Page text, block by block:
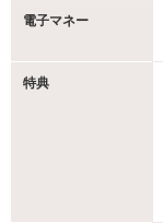
電子マネー
特典